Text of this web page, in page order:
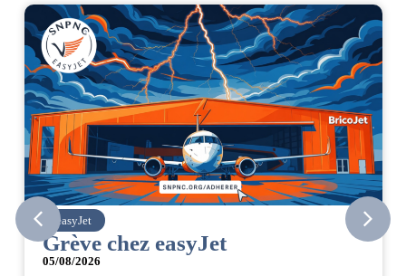
easyJet
Grève chez easyJet
05/08/2026